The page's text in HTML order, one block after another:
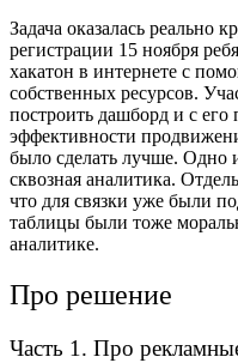
Задача оказалась реально
регистрации 15 ноября
хакатон в интернете с
собственных ресурсов.
построить дашборд и с
эффективности
было сделать лучше. Одно
сквозная аналитика.
что для связки уже были
таблицы были тоже
аналитике.
Про решение
Часть 1. Про